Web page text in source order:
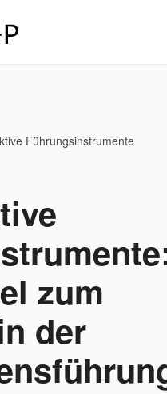
Führungsinstrumente
zum
der